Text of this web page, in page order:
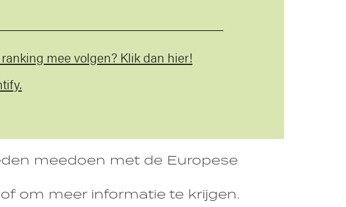
mee volgen? Klik dan hier!
meedoen met de Europese
om meer informatie te krijgen.